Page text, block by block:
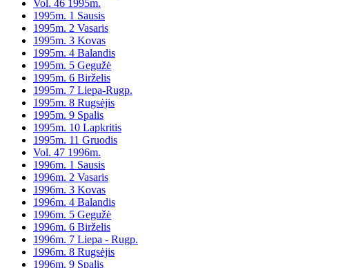
Vol. 46 1995m.
1995m. 1 Sausis
1995m. 2 Vasaris
1995m. 3 Kovas
1995m. 4 Balandis
1995m. 5 Gegužė
1995m. 6 Birželis
1995m. 7 Liepa-Rugp.
1995m. 8 Rugsėjis
1995m. 9 Spalis
1995m. 10 Lapkritis
1995m. 11 Gruodis
Vol. 47 1996m.
1996m. 1 Sausis
1996m. 2 Vasaris
1996m. 3 Kovas
1996m. 4 Balandis
1996m. 5 Gegužė
1996m. 6 Birželis
1996m. 7 Liepa - Rugp.
1996m. 8 Rugsėjis
1996m. 9 Spalis